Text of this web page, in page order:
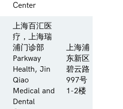
Center
上海百汇医
疗，上海瑞
浦门诊部
Parkway
Health, Jin
Qiao
Medical and
Dental
上海浦
东新区
碧云路
997号
1-2楼